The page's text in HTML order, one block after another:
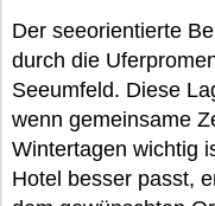
Der seeorientierte
durch die
Seeumfeld. Diese
wenn gemeinsame
Wintertagen wichtig
Hotel besser passt,